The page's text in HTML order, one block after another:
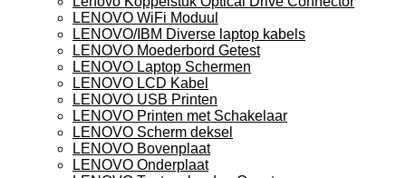
LENOVO WiFi Moduul
LENOVO/IBM Diverse laptop kabels
LENOVO Moederbord Getest
LENOVO Laptop Schermen
LENOVO LCD Kabel
LENOVO USB Printen
LENOVO Printen met Schakelaar
LENOVO Scherm deksel
LENOVO Bovenplaat
LENOVO Onderplaat